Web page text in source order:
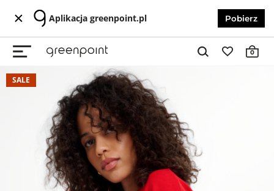
Aplikacja greenpoint.pl Pobierz
0
SALE